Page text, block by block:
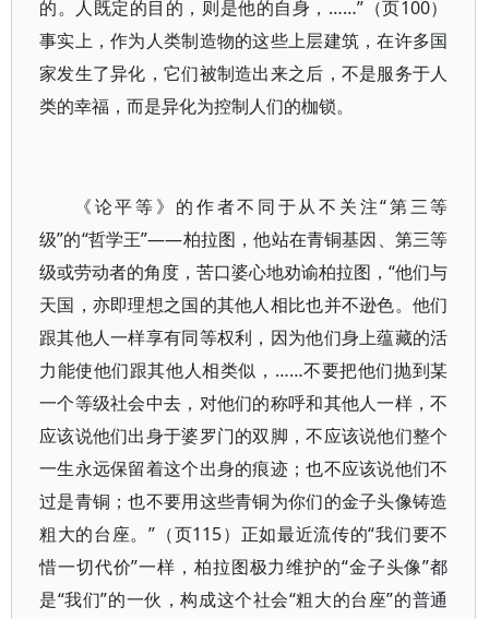
的。人既定的目的，则是他的自身，……”（页100）
事实上，作为人类制造物的这些上层建筑，在许多国
家发生了异化，它们被制造出来之后，不是服务于人
类的幸福，而是异化为控制人们的枷锁。
《论平等》的作者不同于从不关注“第三等
级”的“哲学王”——柏拉图，他站在青铜基因、第三等
级或劳动者的角度，苦口婆心地劝谕柏拉图，“他们与
天国，亦即理想之国的其他人相比也并不逊色。他们
跟其他人一样享有同等权利，因为他们身上蕴藏的活
力能使他们跟其他人相类似，……不要把他们抛到某
一个等级社会中去，对他们的称呼和其他人一样，不
应该说他们出身于婆罗门的双脚，不应该说他们整个
一生永远保留着这个出身的痕迹；也不应该说他们不
过是青铜；也不要用这些青铜为你们的金子头像铸造
粗大的台座。”（页115）正如最近流传的“我们要不
惜一切代价”一样，柏拉图极力维护的“金子头像”都
是“我们”的一伙，构成这个社会“粗大的台座”的普通